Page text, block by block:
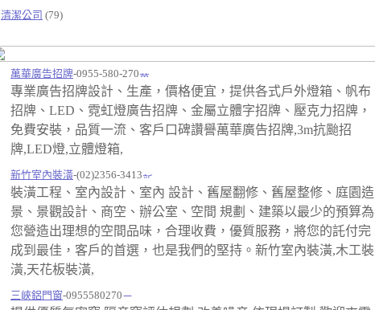
清潔公司 (79)
萬華廣告招牌-0955-580-270
專業廣告招牌設計、生產，價格便宜，提供各式戶外燈箱、帆布
招牌、LED、霓虹燈廣告招牌、金屬立體字招牌、壓克力招牌，
免費安裝，品質一流、客戶口碑讚譽萬華廣告招牌,3m抗颱招
牌,LED燈,立體燈箱,
新竹室內裝潢-(02)2356-3413
裝潢工程、室內設計、室內 設計、舊屋翻修、舊屋整修、庭園造
景、景觀設計、商空、辦公室、空間 規劃、建築以最少的預算為
您營造出理想的空間品味，合理收費，優質服務，將您的託付完
成到最佳，客戶的首選，也是我們的堅持。新竹室內裝潢,木工裝
潢,天花板裝潢,
三峽鋁門窗-0955580270